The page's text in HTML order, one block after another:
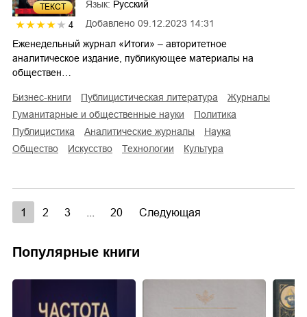
ТЕКСТ
4 Добавлено 09.12.2023 14:31
Язык: Русский
Еженедельный журнал «Итоги» – авторитетное
аналитическое издание, публикующее материалы на
обществен…
бизнес-книги публицистическая литература
журналы
гуманитарные и общественные науки
политика
публицистика
аналитические журналы
наука
общество
искусство технологии культура
1 2 3 20 Следующая
Популярные книги